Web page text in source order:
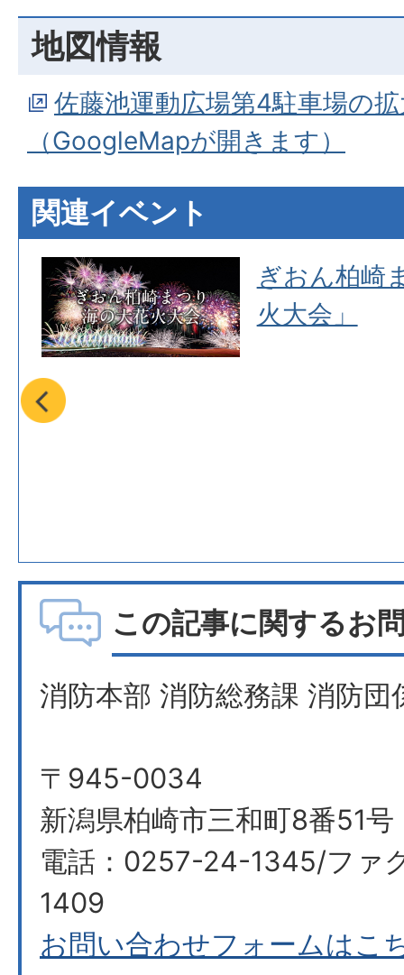
地図情報
佐藤池運動広場第4駐車場の
（GoogleMapが開きます）
関連イベント
ぎおん柏崎
火大会」
この記事に関するお
消防本部 消防総務課 消防団
〒945-0034
新潟県柏崎市三和町8番51号
電話：0257-24-1345/ファ
1409
お問い合わせフォームはこ